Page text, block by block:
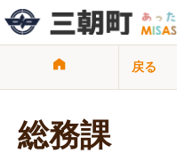
サイト検索
子育て・教育
戻る
総務課